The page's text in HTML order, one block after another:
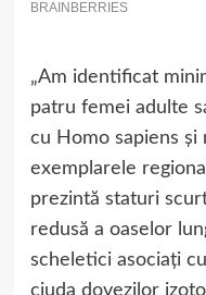
„Am identificat
patru femei adulte
cu Homo sapiens și
exemplarele
prezintă staturi
redusă a oaselor
scheletici asociați
ciuda dovezilor